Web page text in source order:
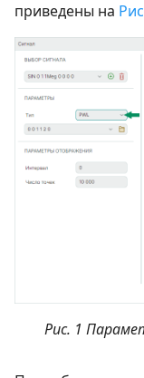
приведены на
Рис. 1